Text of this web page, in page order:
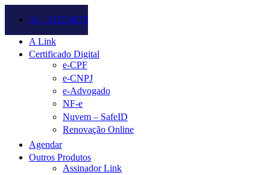
31 - 3327-6670
A Link
Certificado Digital
e-CPF
e-CNPJ
e-Advogado
NF-e
Nuvem – SafeID
Renovação Online
Agendar
Outros Produtos
Assinador Link